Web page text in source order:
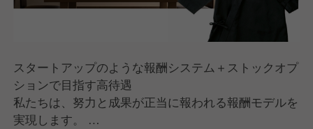
スタートアップのような報酬システム＋ストックオプ
ションで目指す高待遇
私たちは、努力と成果が正当に報われる報酬モデルを
実現します。